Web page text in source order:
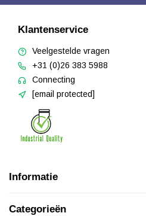
Klantenservice
Veelgestelde vragen
+31 (0)26 383 5988
Connecting
[email protected]
Informatie
Categorieën